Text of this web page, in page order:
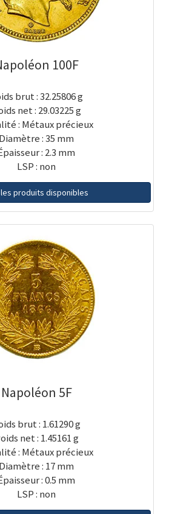
100F
brut : 32.25806 g
net : 29.03225 g
: Métaux précieux
Diamètre : 35 mm
: 2.3 mm
LSP : non
produits disponibles
Napoléon 5F
brut : 1.61290 g
net : 1.45161 g
: Métaux précieux
Diamètre : 17 mm
: 0.5 mm
LSP : non